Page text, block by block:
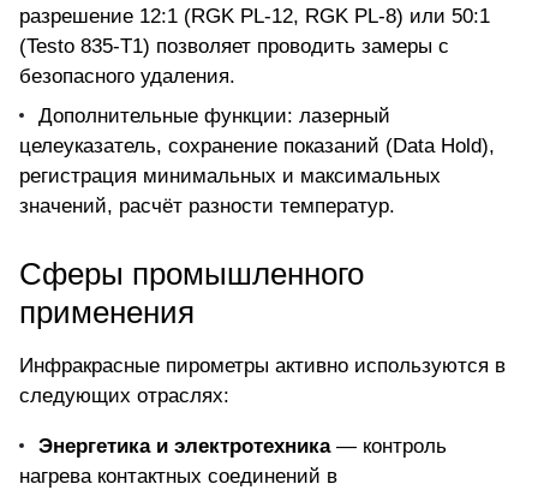
разрешение 12:1 (RGK PL-12, RGK PL-8) или 50:1
(Testo 835-T1) позволяет проводить замеры с
безопасного удаления.
Дополнительные функции: лазерный
целеуказатель, сохранение показаний (Data Hold),
регистрация минимальных и максимальных
значений, расчёт разности температур.
Сферы промышленного
применения
Инфракрасные пирометры активно используются в
следующих отраслях:
Энергетика и электротехника— контроль
нагрева контактных соединений в